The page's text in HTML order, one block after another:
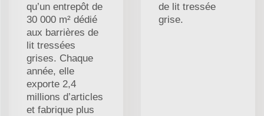
qu’un entrepôt de
30 000 m² dédié
aux barrières de
lit tressées
grises. Chaque
année, elle
exporte 2,4
millions d’articles
et fabrique plus
de lit tressée
grise.